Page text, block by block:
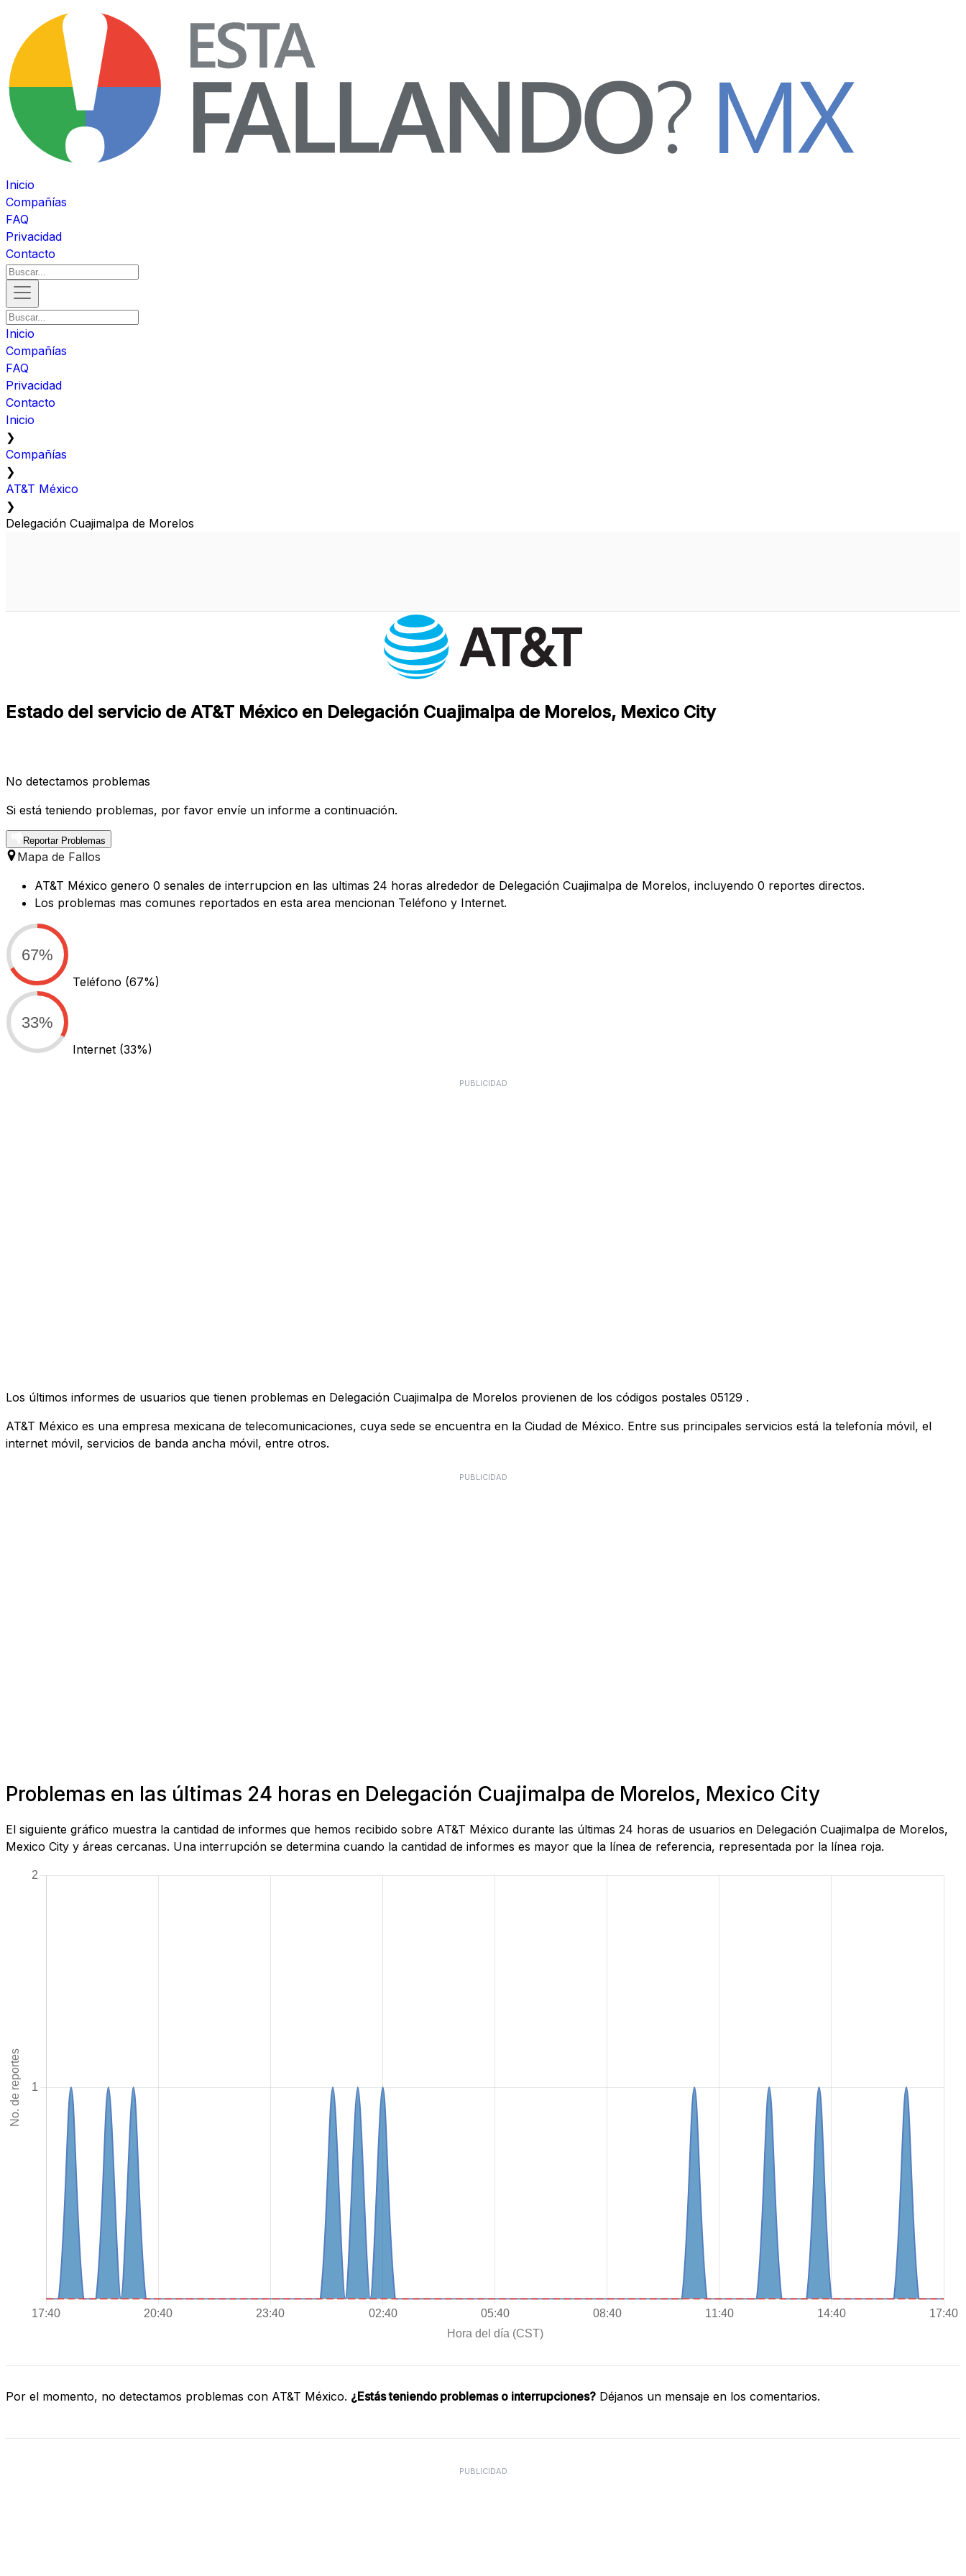
Inicio
Compañías
FAQ
Privacidad
Contacto
Inicio
Compañías
FAQ
Privacidad
Contacto
Inicio
❯
Compañías
❯
AT&T México
❯
Delegación Cuajimalpa de Morelos
Estado del servicio de AT&T México en Delegación Cuajimalpa de Morelos, Mexico City
No detectamos problemas
Si está teniendo problemas, por favor envíe un informe a continuación.
Reportar Problemas
Mapa de Fallos
AT&T México genero 0 senales de interrupcion en las ultimas 24 horas alrededor de Delegación Cuajimalpa de Morelos, incluyendo 0 reportes directos.
Los problemas mas comunes reportados en esta area mencionan Teléfono y Internet.
67%
Teléfono (67%)
33%
Internet (33%)
PUBLICIDAD
Los últimos informes de usuarios que tienen problemas en Delegación Cuajimalpa de Morelos provienen de los códigos postales 05129 .
AT&T México es una empresa mexicana de telecomunicaciones, cuya sede se encuentra en la Ciudad de México. Entre sus principales servicios está la telefonía móvil, el
internet móvil, servicios de banda ancha móvil, entre otros.
PUBLICIDAD
Problemas en las últimas 24 horas en Delegación Cuajimalpa de Morelos, Mexico City
El siguiente gráfico muestra la cantidad de informes que hemos recibido sobre AT&T México durante las últimas 24 horas de usuarios en Delegación Cuajimalpa de Morelos,
Mexico City y áreas cercanas. Una interrupción se determina cuando la cantidad de informes es mayor que la línea de referencia, representada por la línea roja.
Por el momento, no detectamos problemas con AT&T México. ¿Estás teniendo problemas o interrupciones? Déjanos un mensaje en los comentarios.
PUBLICIDAD